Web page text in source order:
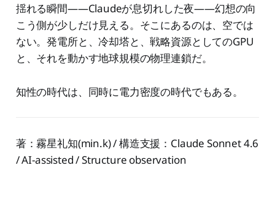
揺れる瞬間——Claudeが息切れした夜——幻想の向
こう側が少しだけ見える。そこにあるのは、空では
ない。発電所と、冷却塔と、戦略資源としてのGPU
と、それを動かす地球規模の物理連鎖だ。
知性の時代は、同時に電力密度の時代でもある。
著：霧星礼知(min.k) / 構造支援：Claude Sonnet 4.6
/ AI-assisted / Structure observation